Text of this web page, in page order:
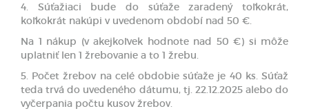
4. Súťažiaci bude do súťaže zaradený toľkokrát,
koľkokrát nakúpi v uvedenom období nad 50 €.
Na 1 nákup (v akejkoľvek hodnote nad 50 €) si môže
uplatniť len 1 žrebovanie a to 1 žrebu.
5. Počet žrebov na celé obdobie súťaže je 40 ks. Súťaž
teda trvá do uvedeného dátumu, tj. 22.12.2025 alebo do
vyčerpania počtu kusov žrebov.